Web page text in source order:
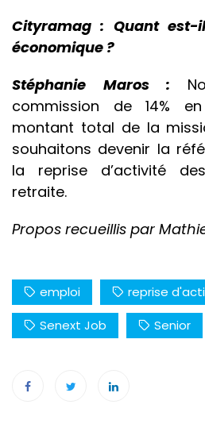
Cityramag : Quant est-
économique ?
Stéphanie Maros :
commission de 14%
montant total de la
souhaitons devenir la
la reprise d’activité
retraite.
Propos recueillis par
emploi
reprise
Senext Job
Senior